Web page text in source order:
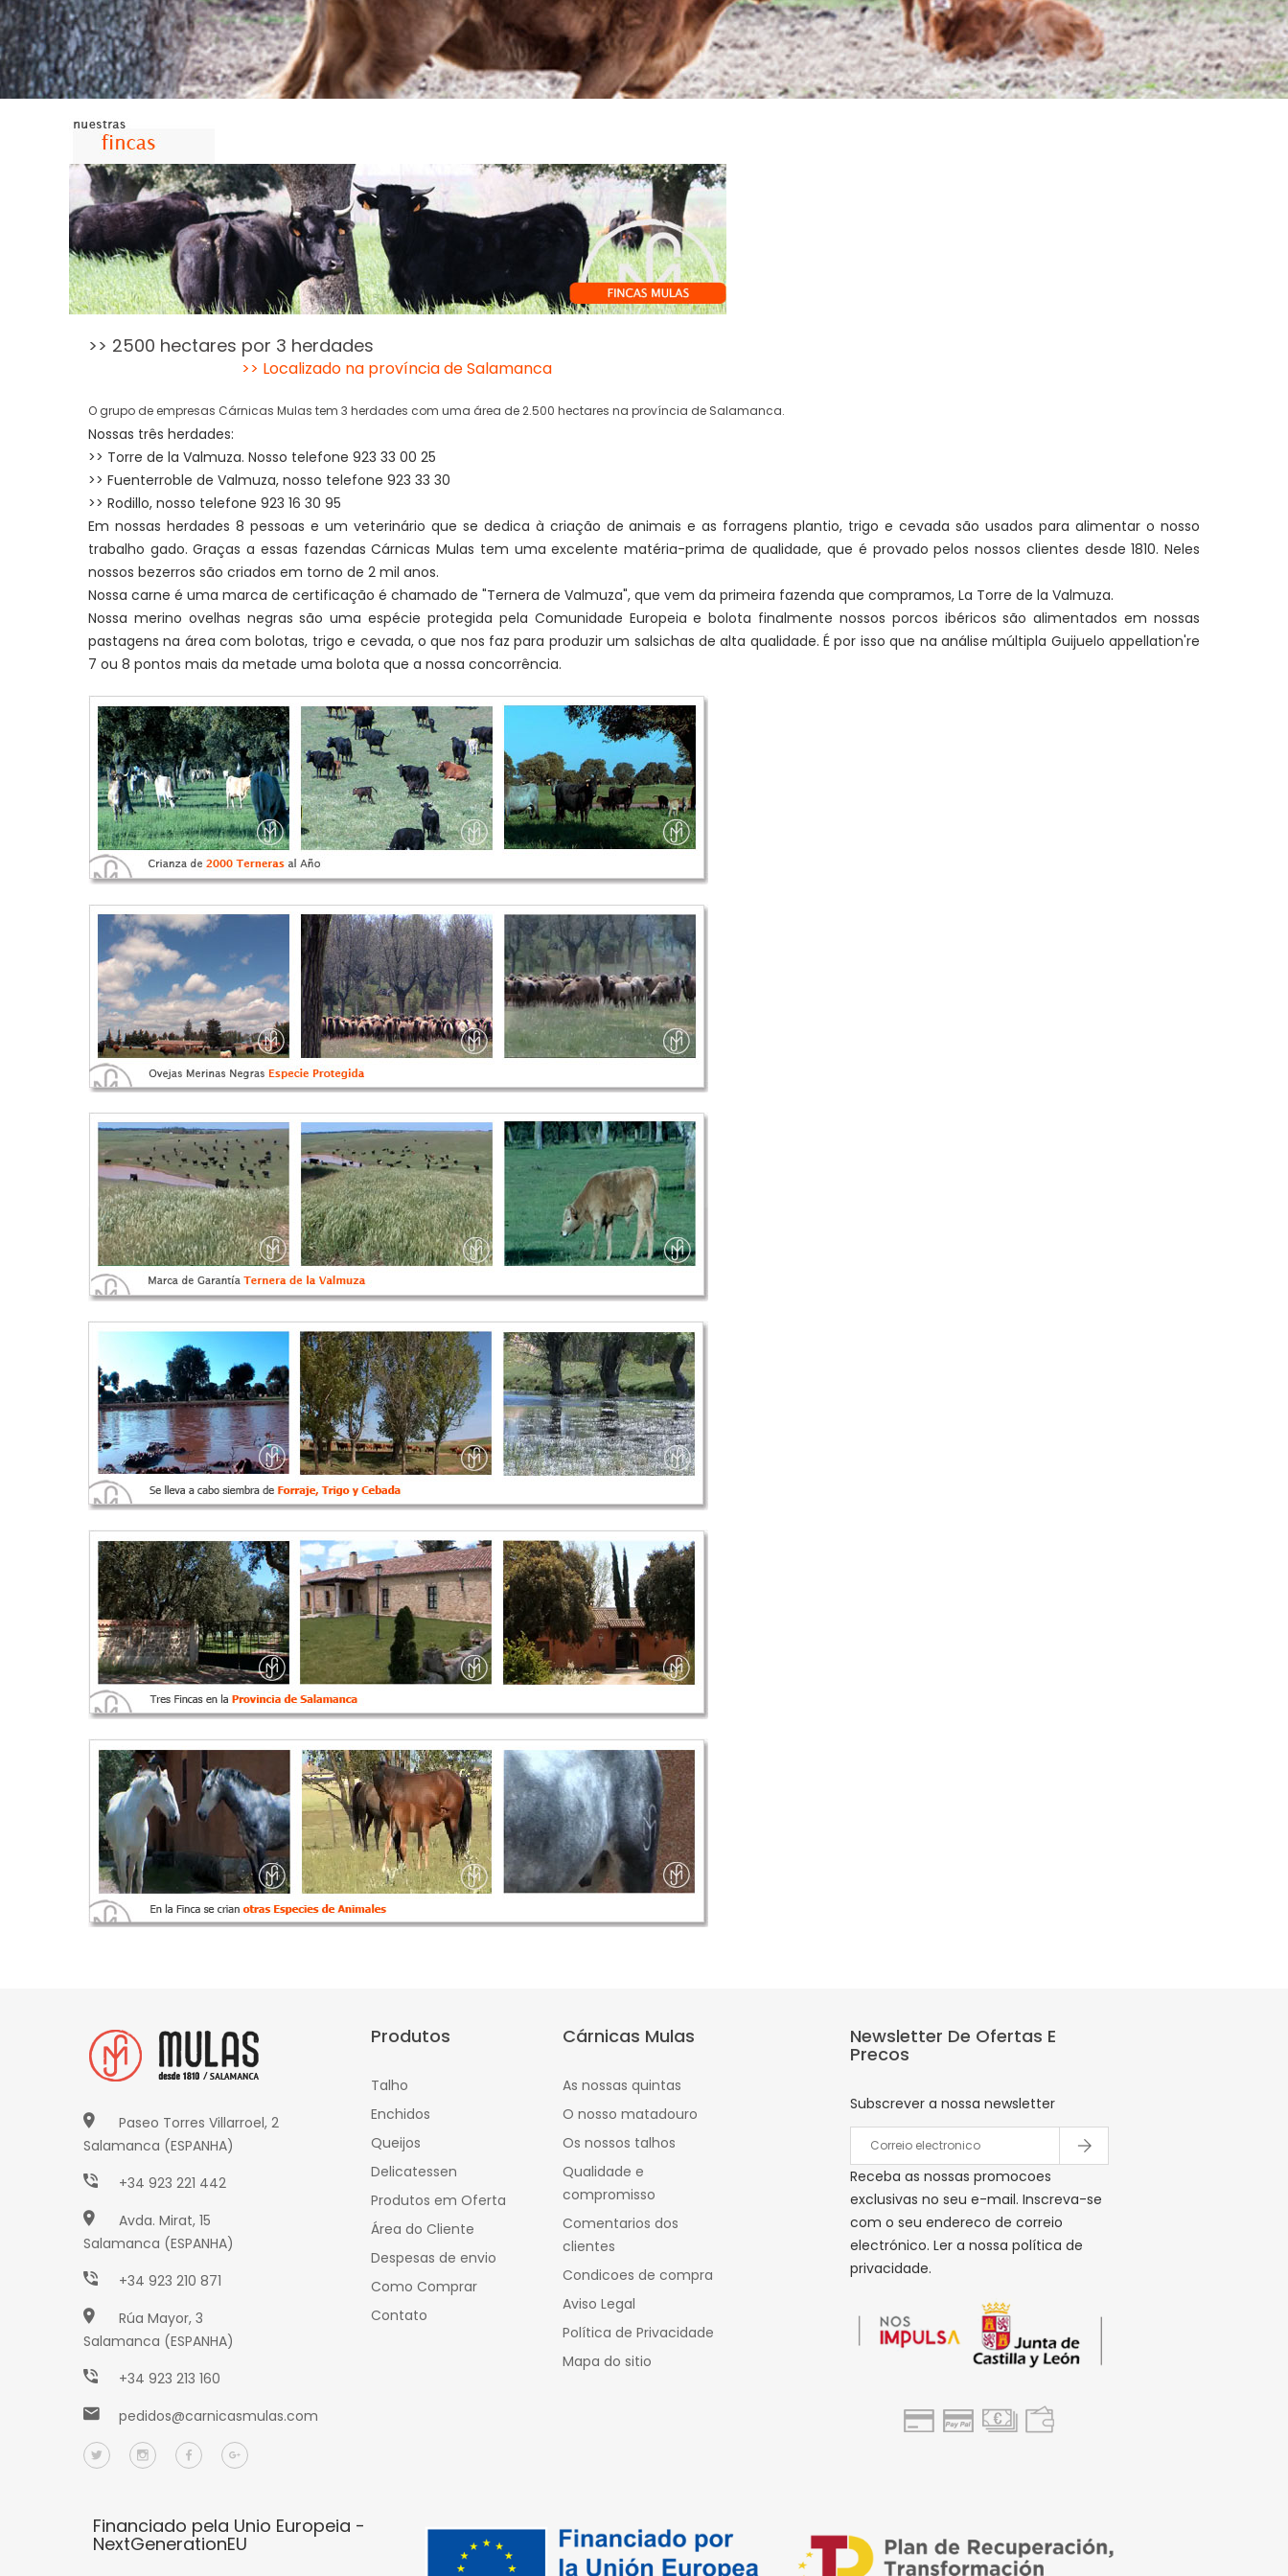
>> 2500 hectares por 3 herdades
>> Localizado na província de Salamanca
O grupo de empresas Cárnicas Mulas tem 3 herdades com uma área de 2.500 hectares na província de Salamanca.
Nossas três herdades:
>> Torre de la Valmuza. Nosso telefone 923 33 00 25
>> Fuenterroble de Valmuza, nosso telefone 923 33 30
>> Rodillo, nosso telefone 923 16 30 95
Em nossas herdades 8 pessoas e um veterinário que se dedica à criação de animais e as forragens plantio, trigo e cevada são usados ​​para alimentar o nosso
trabalho gado. Graças a essas fazendas Cárnicas Mulas tem uma excelente matéria-prima de qualidade, que é provado pelos nossos clientes desde 1810. Neles
nossos bezerros são criados em torno de 2 mil anos.
Nossa carne é uma marca de certificação é chamado de "Ternera de Valmuza", que vem da primeira fazenda que compramos, La Torre de la Valmuza.
Nossa merino ovelhas negras são uma espécie protegida pela Comunidade Europeia e bolota finalmente nossos porcos ibéricos são alimentados em nossas
pastagens na área com bolotas, trigo e cevada, o que nos faz para produzir um salsichas de alta qualidade. É por isso que na análise múltipla Guijuelo appellation're
7 ou 8 pontos mais da metade uma bolota que a nossa concorrência.
Paseo Torres Villarroel, 2
Salamanca (ESPANHA)
+34 923 221 442
Avda. Mirat, 15
Salamanca (ESPANHA)
+34 923 210 871
Rúa Mayor, 3
Salamanca (ESPANHA)
+34 923 213 160
pedidos@carnicasmulas.com
Produtos
Talho
Enchidos
Queijos
Delicatessen
Produtos em Oferta
Área do Cliente
Despesas de envio
Como Comprar
Contato
Cárnicas Mulas
As nossas quintas
O nosso matadouro
Os nossos talhos
Qualidade e
compromisso
Comentarios dos
clientes
Condicoes de compra
Aviso Legal
Política de Privacidade
Mapa do sitio
Newsletter De Ofertas E
Precos
Subscrever a nossa newsletter
Receba as nossas promocoes
exclusivas no seu e-mail. Inscreva-se
com o seu endereco de correio
electrónico. Ler a nossa política de
privacidade.
Financiado pela Unio Europeia -
NextGenerationEU